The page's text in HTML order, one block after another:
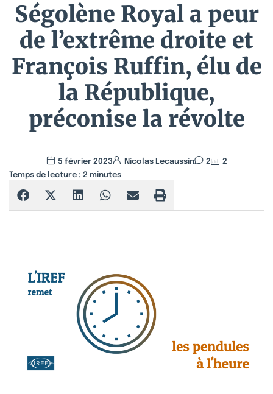
Ségolène Royal a peur
de l’extrême droite et
François Ruffin, élu de
la République,
préconise la révolte
5 février 2023 Nicolas Lecaussin 2
2
Temps de lecture : 2 minutes